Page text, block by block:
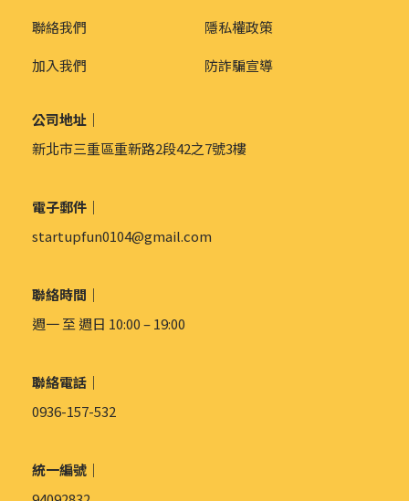
聯絡我們
加入我們
隱私權政策
防詐騙宣導
公司地址｜
新北市三重區重新路2段42之7號3樓
電子郵件｜
startupfun0104@gmail.com
聯絡時間｜
週一 至 週日 10:00 – 19:00
聯絡電話｜
0936-157-532
統一編號｜